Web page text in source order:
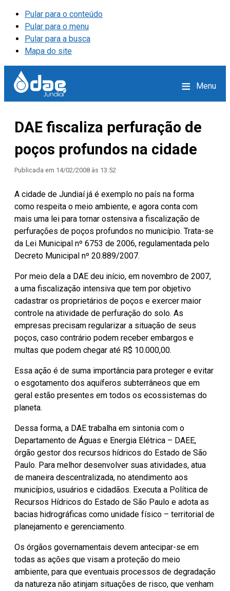
Pular para o conteúdo
Pular para o menu
Pular para a busca
Mapa do site
≡ Menu
DAE fiscaliza perfuração de
poços profundos na cidade
Publicada em 14/02/2008 às 13:52
A cidade de Jundiaí já é exemplo no país na forma
como respeita o meio ambiente, e agora conta com
mais uma lei para tornar ostensiva a fiscalização de
perfurações de poços profundos no município. Trata-se
da Lei Municipal nº 6753 de 2006, regulamentada pelo
Decreto Municipal nº 20.889/2007.
Por meio dela a DAE deu início, em novembro de 2007,
a uma fiscalização intensiva que tem por objetivo
cadastrar os proprietários de poços e exercer maior
controle na atividade de perfuração do solo. As
empresas precisam regularizar a situação de seus
poços, caso contrário podem receber embargos e
multas que podem chegar até R$ 10.000,00.
Essa ação é de suma importância para proteger e evitar
o esgotamento dos aquíferos subterrâneos que em
geral estão presentes em todos os ecossistemas do
planeta.
Dessa forma, a DAE trabalha em sintonia com o
Departamento de Águas e Energia Elétrica – DAEE,
órgão gestor dos recursos hídricos do Estado de São
Paulo. Para melhor desenvolver suas atividades, atua
de maneira descentralizada, no atendimento aos
municípios, usuários e cidadãos. Executa a Política de
Recursos Hídricos do Estado de São Paulo e adota as
bacias hidrográficas como unidade físico – territorial de
planejamento e gerenciamento.
Os órgãos governamentais devem antecipar-se em
todas as ações que visam a proteção do meio
ambiente, para que eventuais processos de degradação
da natureza não atinjam situações de risco, que venham